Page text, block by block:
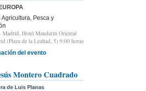
Agricultura, Pesca y
Madrid, Hotel Mandarin Oriental
(Plaza de la Lealtad, 5) 9:00 horas
del evento
Montero Cuadrado
de Luis Planas